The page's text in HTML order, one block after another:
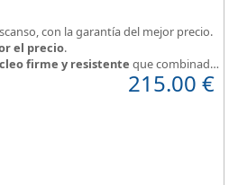
con la garantía del mejor precio.
el precio.
firme y resistente que combinado
ViscoPlume en ambas caras y algodón
un descanso reparador y máximo
215.00 €